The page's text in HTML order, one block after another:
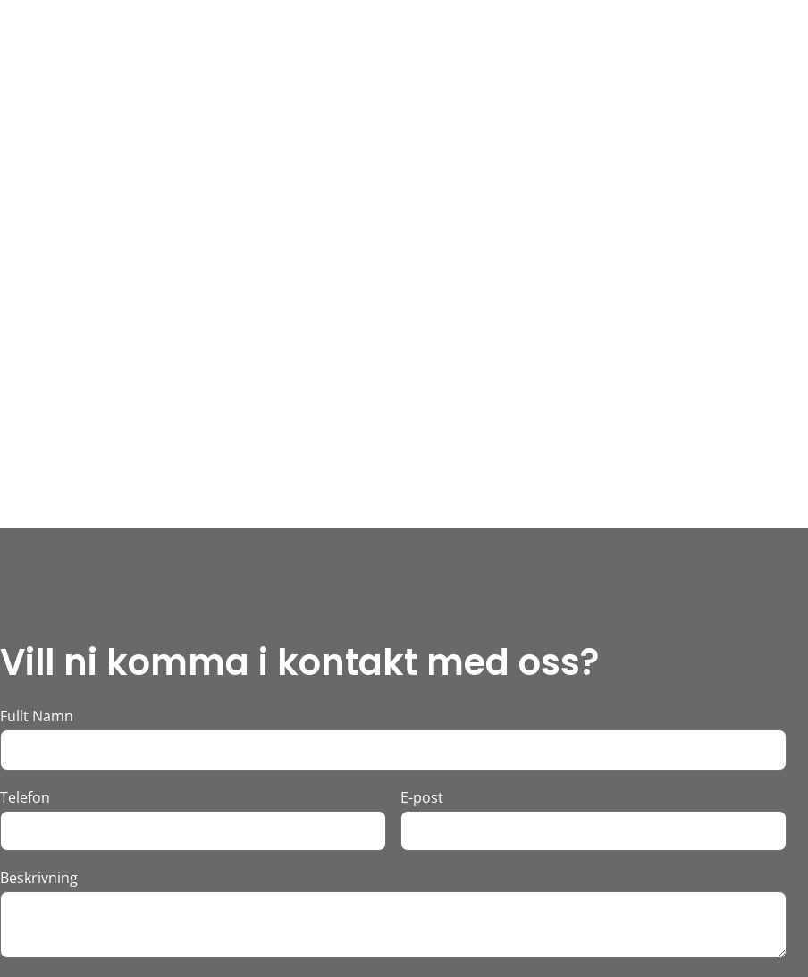
Vill ni komma i kontakt med oss?
Fullt Namn
Telefon E-post
Beskrivning